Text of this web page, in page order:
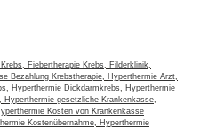
Tipps für die Planung
Fiebertherapie Krebs Filderklinik
Bezahlung Krebstherapie Hyperthermie Arzt
Hyperthermie Dickdarmkrebs
Hyperthermie
Hyperthermie gesetzliche Krankenkasse
Kosten von Krankenkasse
Kostenübernahme
Hyperthermie